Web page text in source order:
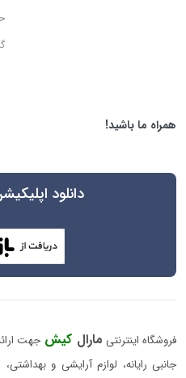
همراه ما باشید!
دانلود
فروشگاه اینترنتی مارال کیش جهت
جانبی رایانه، لوازم آرایشی و